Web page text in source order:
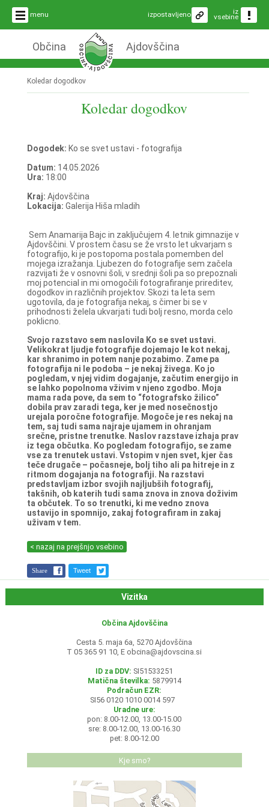
menu iz
vsebine
izpostavljeno
Občina Ajdovščina
Koledar dogodkov
Koledar dogodkov
Dogodek: Ko se svet ustavi - fotografija
Datum: 14.05.2026
Ura: 18:00
Kraj: Ajdovščina
Lokacija: Galerija Hiša mladih
Sem Anamarija Bajc in zaključujem 4. letnik gimnazije v
Ajdovščini. V prostem času se že vrsto let ukvarjam s
fotografijo, ki je postopoma postala pomemben del
mojega izražanja. Ljubezen do fotografije sem začela
razvijati že v osnovni šoli, v srednji šoli pa so prepoznali
moj potencial in mi omogočili fotografiranje prireditev,
dogodkov in različnih projektov. Skozi ta leta sem
ugotovila, da je fotografija nekaj, s čimer bi se v
prihodnosti želela ukvarjati tudi bolj resno, morda celo
poklicno.
Svojo razstavo sem naslovila Ko se svet ustavi.
Velikokrat ljudje fotografije dojemajo le kot nekaj,
kar shranimo in potem nanje pozabimo. Zame pa
fotografija ni le podoba – je nekaj živega. Ko jo
pogledam, v njej vidim dogajanje, začutim energijo in
se lahko popolnoma vživim v njeno zgodbo. Moja
mama rada pove, da sem to “fotografsko žilico”
dobila prav zaradi tega, ker je med nosečnostjo
urejala poročne fotografije. Mogoče je res nekaj na
tem, saj tudi sama najraje ujamem in ohranjam
srečne, pristne trenutke. Naslov razstave izhaja prav
iz tega občutka. Ko pogledam fotografijo, se zame
vse za trenutek ustavi. Vstopim v njen svet, kjer čas
teče drugače – počasneje, bolj tiho ali pa hitreje in z
ritmom dogajanja na fotografiji. Na razstavi
predstavljam izbor svojih najljubših fotografij,
takšnih, ob katerih tudi sama znova in znova doživim
ta občutek. To so trenutki, ki me vedno znova
ustavijo in spomnijo, zakaj fotografiram in zakaj
uživam v tem.
< nazaj na prejšnjo vsebino
Share Tweet
Vizitka
Občina Ajdovščina
Cesta 5. maja 6a, 5270 Ajdovščina
T 05 365 91 10, E obcina@ajdovscina.si
ID za DDV: SI51533251
Matična številka: 5879914
Podračun EZR:
SI56 0120 1010 0014 597
Uradne ure:
pon: 8.00-12.00, 13.00-15.00
sre: 8.00-12.00, 13.00-16.30
pet: 8.00-12.00
Kje smo?